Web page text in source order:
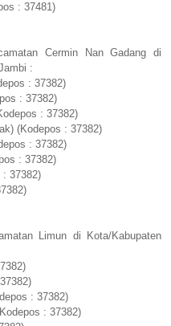
: 37481)
Cermin Nan Gadang di
:
: 37382)
: 37382)
: 37382)
(Kodepos : 37382)
: 37382)
: 37382)
: 37382)
Limun di Kota/Kabupaten
: 37382)
: 37382)